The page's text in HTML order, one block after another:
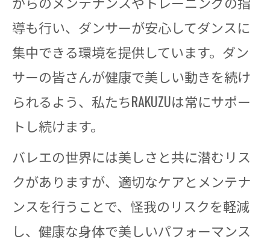
導も行い、ダンサーが安心してダンスに
集中できる環境を提供しています。ダン
サーの皆さんが健康で美しい動きを続け
られるよう、私たちRAKUZUは常にサポー
トし続けます。
バレエの世界には美しさと共に潜むリス
クがありますが、適切なケアとメンテナ
ンスを行うことで、怪我のリスクを軽減
し、健康な身体で美しいパフォーマンス